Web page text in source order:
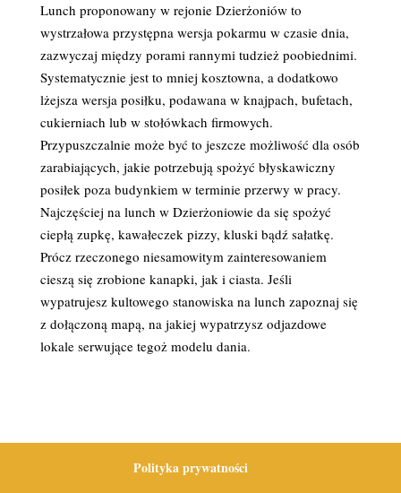
Lunch proponowany w rejonie Dzierżoniów to
wystrzałowa przystępna wersja pokarmu w czasie dnia,
zazwyczaj między porami rannymi tudzież poobiednimi.
Systematycznie jest to mniej kosztowna, a dodatkowo
lżejsza wersja posiłku, podawana w knajpach, bufetach,
cukierniach lub w stołówkach firmowych.
Przypuszczalnie może być to jeszcze możliwość dla osób
zarabiających, jakie potrzebują spożyć błyskawiczny
posiłek poza budynkiem w terminie przerwy w pracy.
Najczęściej na lunch w Dzierżoniowie da się spożyć
ciepłą zupkę, kawałeczek pizzy, kluski bądź sałatkę.
Prócz rzeczonego niesamowitym zainteresowaniem
cieszą się zrobione kanapki, jak i ciasta. Jeśli
wypatrujesz kultowego stanowiska na lunch zapoznaj się
z dołączoną mapą, na jakiej wypatrzysz odjazdowe
lokale serwujące tegoż modelu dania.
Polityka prywatności